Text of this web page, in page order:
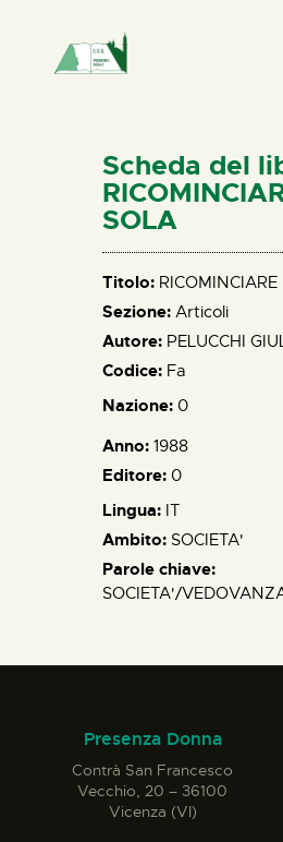
HOME
CHI SIAMO
NEWS
PERCORSI
BIBLIOTECA
ELISA
CONTATTI
Scheda del
SOLA
Titolo:
Sezione: Articoli
Autore: PELUCCHI
Codice: Fa
Nazione: 0
Anno: 1988
Editore: 0
Lingua: IT
Ambito: SOCIETA'
Parole chiave:
SOCIETA'/
Presenza Donna
Contrà San Francesco
Vecchio, 20 – 36100
Vicenza (VI)